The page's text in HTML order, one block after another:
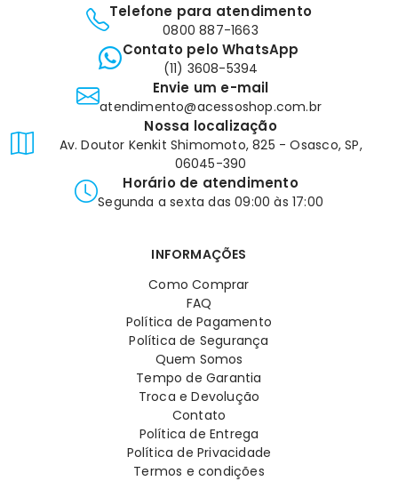
Telefone para atendimento
0800 887-1663
Contato pelo WhatsApp
(11) 3608-5394
Envie um e-mail
atendimento@acessoshop.com.br
Nossa localização
Av. Doutor Kenkit Shimomoto, 825 - Osasco, SP,
06045-390
Horário de atendimento
Segunda a sexta das 09:00 às 17:00
INFORMAÇÕES
Como Comprar
FAQ
Política de Pagamento
Política de Segurança
Quem Somos
Tempo de Garantia
Troca e Devolução
Contato
Política de Entrega
Política de Privacidade
Termos e condições